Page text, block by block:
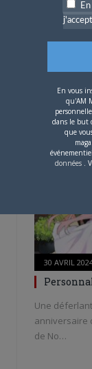
Année
également
30 AVRIL
Une
anniversaire
de No…
En vous
qu'AM
dans le but
que
données .